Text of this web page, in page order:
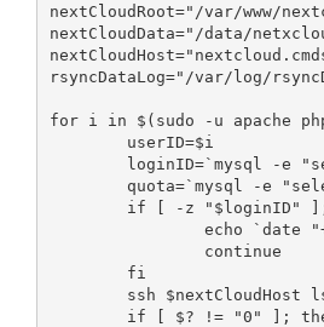
nextCloudRoot="/var/www/
nextCloudData="/data/
rsyncDataLog="/var/log/
for i in $(sudo -u apache
        userID=$i
loginID=`mysql -e
quota=`mysql -e
if [ -z "$loginID"
echo `date
                continue
        fi
ssh $nextCloudHost
if [ $? != "0" ];